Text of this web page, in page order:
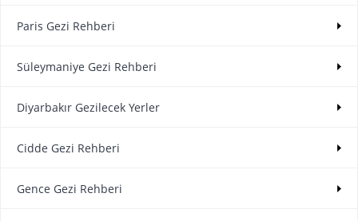
Paris Gezi Rehberi
Süleymaniye Gezi Rehberi
Diyarbakır Gezilecek Yerler
Cidde Gezi Rehberi
Gence Gezi Rehberi